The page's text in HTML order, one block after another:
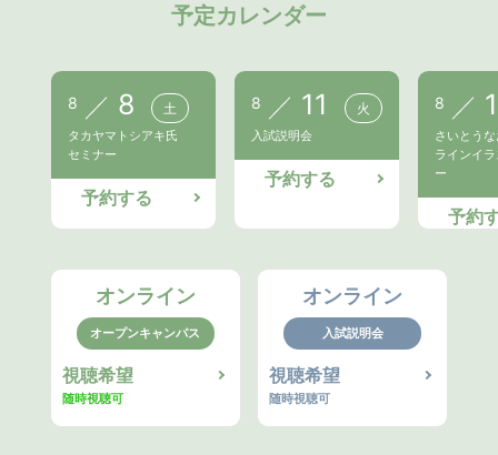
な資材や人員の手配、施工内容の確認、現場の技術的な
トとしての役割を担います。
建築施工管理技士の具体
的な仕事とは
工程管理
予定カレンダー
8 8 土
タカヤマトシアキ氏
セミナー
予約する
8 11 火
入試説明会
予約する
8
さいとう
ラインイ
ー
予約
オンライン
オープンキャンパス
視聴希望
随時視聴可
オンライン
入試説明会
視聴希望
随時視聴可